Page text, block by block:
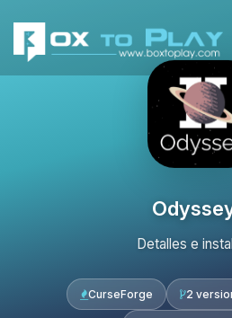
Detalles e
CurseForge 2